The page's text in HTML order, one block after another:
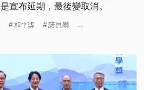
宣布延期，最後變取消。
和平獎 諾貝爾 ...